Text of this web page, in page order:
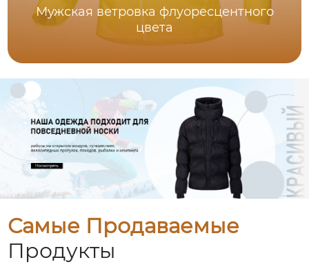
Мужская ветровка флуоресцентного
цвета
Самые Продаваемые
Продукты